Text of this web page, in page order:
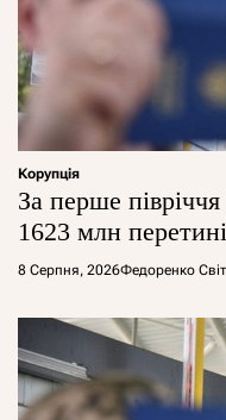
Корупція
За перше
1623 млн
8 Серпня, 2026Федоренко